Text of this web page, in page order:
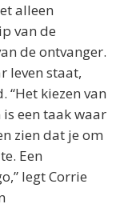
alleen
van de
de ontvanger.
leven staat,
kiezen van
een taak waar
zien dat je om
Een
legt Corrie